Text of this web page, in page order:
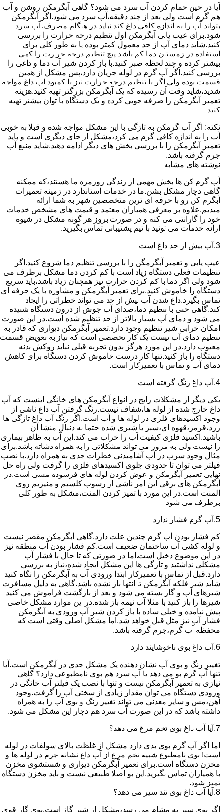
آیا در حین حمام کردن آب سرد می شود؟ گاهی آبگرمکن روشن و آب
هم گرم است ولی بعد از چند دقیقه،آب سرد می شود.اگر آبگرمکن
بتواند آب را به اندازه کافی داغ کند نباید در هنگام مصرف،آب سرد
شود.برای عیب یابی آبگرمکن اول تنظیم درجه حرارت را بررسی
کنید.شاید دمای آب از حد معمول کمتر بوده یا به طور کلی برای
استفاده در زمستان دما کم باشد.پیچ تنظیم درجه حرارت را کمی
بیشتر کرده و چند لحظه صبر کنید.با باز کردن شیر آب دما و داغی را
بررسی کنید.اگر آب گرم در لوله جریان دارد،پس مشکل از همین
قسمت بوده ولی اگر با تنظیم درجه حرارت نیز با کمبود اب داغ مواجه
شدید،شاید وقت آن رسیده که یک آبگرمکن بزرگتر تهیه کنید.هزینه
تعمیر آبگرمکن را صرفه جویی کرده و یک دستگاه با توان بیشتر تهیه
کنید.
نکته: اگر آب گرمکن به تازگی با این مشکل مواجه شده و قبلا به خوبی
آب را به اندازه کافی گرم می کرد،مشکل از جای دیگری است و باید
تعمیر آبگرمکن را با بررسی بخش های دیگر ادامه دهید.شاید منبع آب
جرم گرفته باشد.
نوشته های مشابه
آب گرم کن ها بخش مهمی از زندگی روزمره ما هستند،که ممکنه
گاهی دچار مشکل بشن.ما در خدمات استاندارد در زمینه تعمیرات
آبگرم کن رو با حرفه ای ترین متخصصین شهر به شما ارائه
میدیم.علاوه بر معرفی همیاران معتمد و قیمت های مشخص خدمات
خود را گارانتی می کنه و در صورت بروز هر گونه مشکل در شیوه
ارائه خدمات می تونید با تیم پشتیبانی تماس بگیرید.
3.آب بیش از حد داغ است
عیب یابی و تعمیر آبگرمگن را با بررسی تنظیم دما شروع کنید.اگر
تنظیمات فعلی دستگاه زیاد است با کم کردن دما مشکل برطرف می
شود ولی اگر دما با کم کردن حرارت نیز همچنان زیاد باشد،باید سریع
دستگاه را خاموش کنید.برای تعمیر آبگرمکن و مشاوره با یک حرفه ای
تماس بگیرد.داغ شدن آب بیش از حد می تواند خطراتی را ایجاد
کند.گاهی حتی با تنظیم دما،صدای آب جوش از درون دستگاه شنیده
می شود و دمای آب بسیار بالاتر از حد تنظیم شده است.در این صورت
امکان خرابی شیر تنظیم وجود دارد.تعمیر آبگرمکن دیواری که قادر به
تنظیم دمای آب نیست یک کار تخصصی است که نیاز به تعویض قسمت
معیوب دارد.در این مورد هرگز بدون تجربه قبلی نباید روکش بدنه
دستگاه را باز کنید.تنها کار درست خاموش کردن دستگاه برای کاهش
دمای آب و تماس با تعمیرکار است.
4.آب داغ رنگ گرفته است
یکی دیگر از مشکلات رایج در انواع آبگرمکن های خانگی اینست که آب
داغ خارج شده از لوله ها،شفاف نیست.رنگ گرفتن آب داغ ناشی از
وجود اکسیدهای فلزی در لوله ها و آب است.اگر رنگ آب داغ تازگی ها
زرد،قرمز،قهوه ای،سبز یا شیری شده حتما به دنبال منشا آن
باشید.اکسید فلزی کیفیت آب را خراب می کند.این آب به ظاهر بیماری
زا نیست ولی به مرور می تواند مشکلاتی را به همراه دشاته باشد.برای
مثال وجود سرب در آب آشامیدنی خطرات جدی به همراه دارد.با نصب
فیلتر می توان تا حدودی جلوی اکسیدهای فلزی را گرفت ولی راه حل
نهایی تعمیر آبگرمکن و عوض کردن لوله های فرسوده مسی است.در
آبگرمکن های برقی این امر ناشی از رسوب کلسیم و منیزیم روی
المنت است.در این مورد با تمیز کردن المنت،مشکل به طور کلی
برطرف می شود.
5.آب گرم فشار ندارد
کم فشار بودن آب گرم چندین علت دارد.گاهی آبگرمکن مقصر نیست
و لوله کشی آب ساختمان ضعیف است.کم فشار بودن آب منطقه نیز
در این موضوع دخیل است.اما در صورتی که تا حال با فشار آب
مشکلی نداشتید و تازگی ها این مشکل ایجاد شده،نیاز به بررسی
دارد.قبل از تماس با تعمیرکار ابتدا ورودی آب به آبگرمکن را نگاه کنید
شاید شیر فلکه آبگرمکن تا انتها باز نشده باشد.گاهی به دلیل مسافرت
شیرهای آب و گاز بسته می شود و بعد از بازگشت فراموش می کنید
شیرها را باز کنید یا مثلا آب نیمه باز شده.در این موارد مشکل خاصی
پیش نیامده و خیلی ساده با باز کردن شیر آب ورودی به آبگرمکن
فشار آب نیز مثل قبل خواهد شد.اما مشکل اصلی وقتی است که
محفظه آب گرم،جرم گرفته باشد.
6.آب داغ بوی ناخوشایند دارد
تغییر رنگ و بوی آب نشان دهنده یک مشکل جدی در آبگرمکن است.آیا
تنها آب گرم بو می دهد یا آب سرد هم بوی نامطبوعی دارد؟ گاهی
نیازی به تعمیر آبگرمکن نیست و تنها با نصب یک فیلتر آب خانگی در
ورودی دستگاه می توان مقدار زیادی از سختی آب را گرفت.وجود
آهن،مس و سایر معدنی می تواند تغییر رنگ و بوی آب را به همراه
داشته باشد که در این صورت آب سرد هم دچار این مشکل می شود.
7.آیا آب داغ بوی تخم مرغ می دهد؟
اما اگر آب گرم بوی بدی دارد مشکل از غلظت بالای سولفات در لوله
است! بوی نامطبوع شبیه تخم مرغ از آب داغ نشانه جرم در لوله ها و
مخزن دستگاه است.برای تعمیر آبگرمکن دیواری و شستشوی مخزن
با همیاران تماس بگیرید.این بو اصلا طبیعی نیست و باید مخزن دستگاه
تمیز شود.
8.آیا آب داغ بوی تند سیر می دهد؟
اگر بوی سیر به مشام می رسد،مشکل از شیر گاز است.بوی گاز قوی